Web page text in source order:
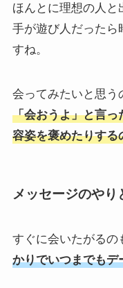
ほんとに理想の人と
手が遊び人だったら
すね。
会ってみたいと思う
「会おうよ」と言っ
容姿を褒めたりする
メッセージのやり
すぐに会いたがるの
かりでいつまでもデ